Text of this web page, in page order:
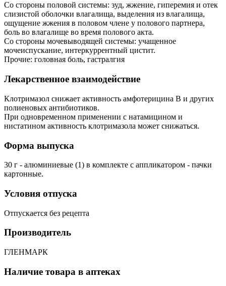
Со стороны половой системы: зуд, жжение, гиперемия и отек
слизистой оболочки влагалища, выделения из влагалища,
ощущение жжения в половом члене у полового партнера,
боль во влагалище во время полового акта.
Со стороны мочевыводящей системы: учащенное
мочеиспускание, интеркуррентный цистит.
Прочие: головная боль, гастралгия
Лекарственное взаимодействие
Клотримазол снижает активность амфотерицина В и других
полиеновых антибиотиков.
При одновременном применении с натамицином и
нистатином активность клотримазола может снижаться.
Форма выпуска
30 г - алюминиевые (1) в комплекте с аппликатором - пачки
картонные.
Условия отпуска
Отпускается без рецепта
Производитель
ГЛЕНМАРК
Наличие товара в аптеках